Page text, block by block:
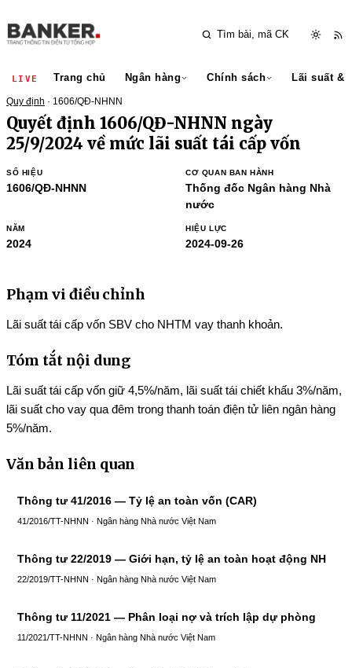
LIVE Trang chủ Ngân hàng Chính sách Lãi suất &
Quy định · 1606/QĐ-NHNN
Quyết định 1606/QĐ-NHNN ngày
25/9/2024 về mức lãi suất tái cấp vốn
SỐ HIỆU
1606/QĐ-NHNN
CƠ QUAN BAN HÀNH
Thống đốc Ngân hàng Nhà
nước
NĂM
2024
HIỆU LỰC
2024-09-26
Phạm vi điều chỉnh
Lãi suất tái cấp vốn SBV cho NHTM vay thanh khoản.
Tóm tắt nội dung
Lãi suất tái cấp vốn giữ 4,5%/năm, lãi suất tái chiết khấu 3%/năm,
lãi suất cho vay qua đêm trong thanh toán điện tử liên ngân hàng
5%/năm.
Văn bản liên quan
Thông tư 41/2016 — Tỷ lệ an toàn vốn (CAR)
41/2016/TT-NHNN · Ngân hàng Nhà nước Việt Nam
Thông tư 22/2019 — Giới hạn, tỷ lệ an toàn hoạt động NH
22/2019/TT-NHNN · Ngân hàng Nhà nước Việt Nam
Thông tư 11/2021 — Phân loại nợ và trích lập dự phòng
11/2021/TT-NHNN · Ngân hàng Nhà nước Việt Nam